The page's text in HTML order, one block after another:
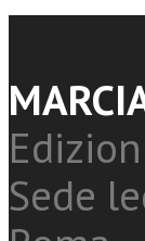
Sede